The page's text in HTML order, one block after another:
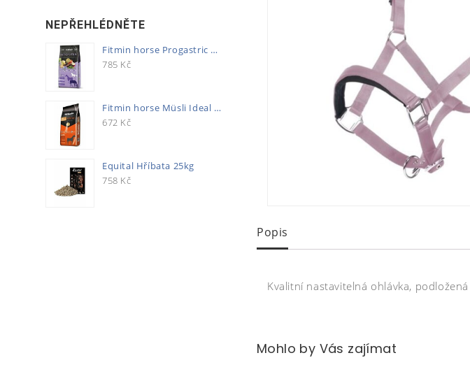
Popis
Kvalitní nastavitelná ohlávka,
Mohlo by Vás zajímat
NEPŘEHLÉDNĚTE
Fitmin horse Progastric 20kg
785 Kč
Fitmin horse Müsli Ideal 20kg
672 Kč
Equital Hříbata 25kg
758 Kč